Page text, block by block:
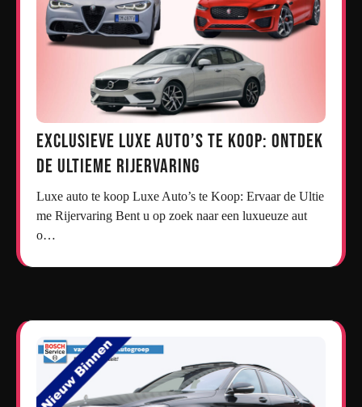
Exclusieve Luxe Auto’s te Koop: Ontdek
de Ultieme Rijervaring
Luxe auto te koop Luxe Auto’s te Koop: Ervaar de Ultie
me Rijervaring Bent u op zoek naar een luxueuze aut
o…